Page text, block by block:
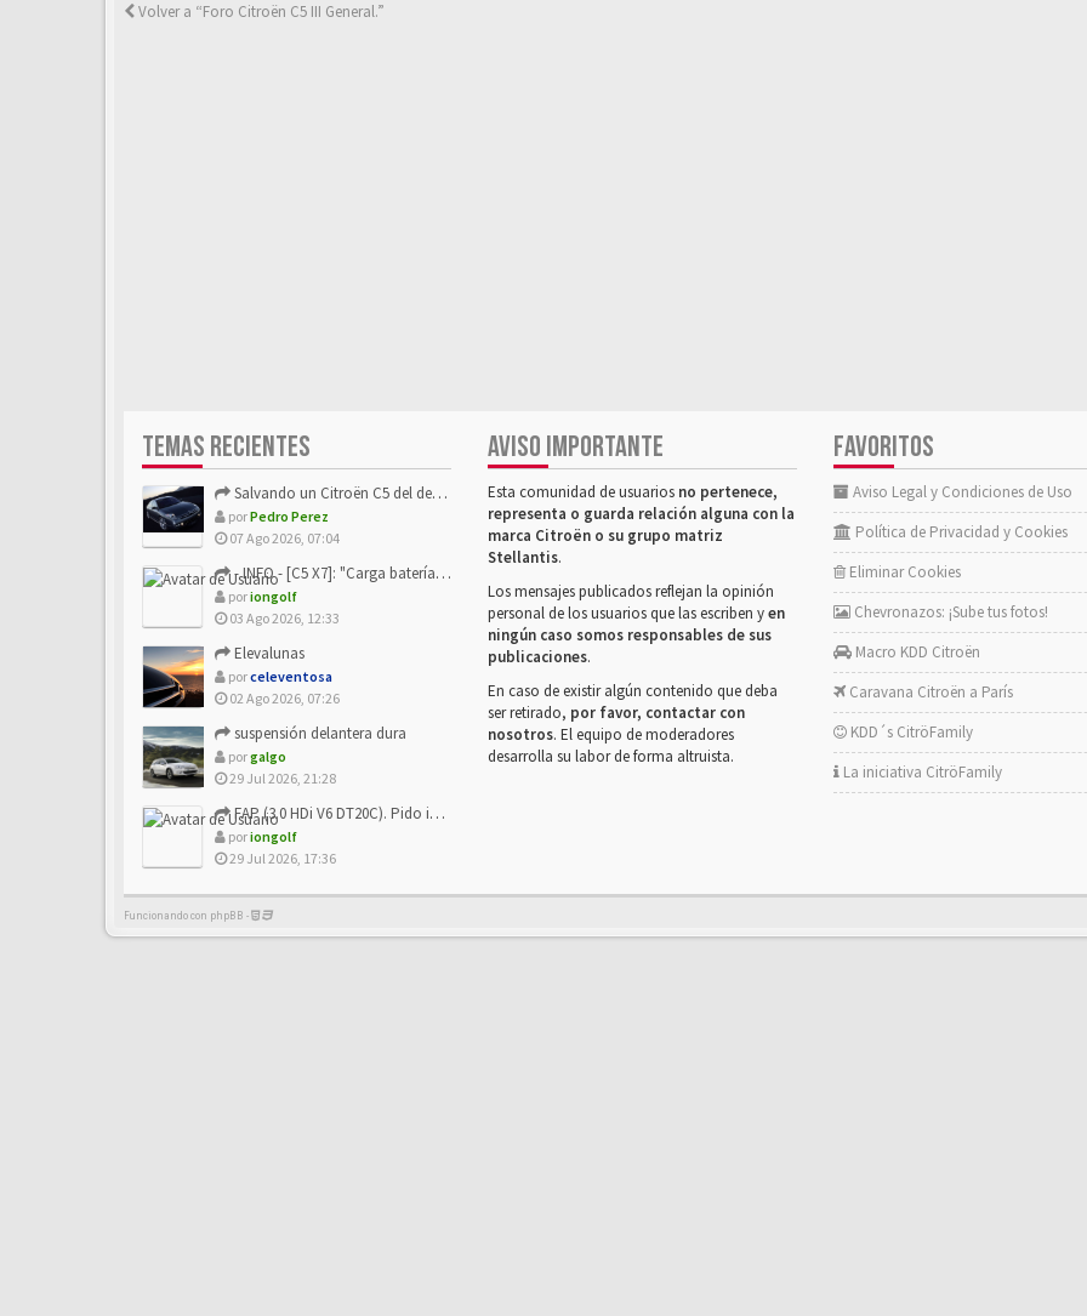
Volver a “Foro Citroën C5 III General.”
TEMAS RECIENTES
Salvando un Citroën C5 del desguace: Presentación y seguimiento
porPedro Perez
07 Ago 2026, 07:04
- INFO - [C5 X7]: "Carga batería o alimentación eléctri...
poriongolf
03 Ago 2026, 12:33
Elevalunas
porceleventosa
02 Ago 2026, 07:26
suspensión delantera dura
porgalgo
29 Jul 2026, 21:28
FAP (3.0 HDi V6 DT20C). Pido info sobre su sustitución
poriongolf
29 Jul 2026, 17:36
AVISO IMPORTANTE
Esta comunidad de usuarios no pertenece,
representa o guarda relación alguna con la
marca Citroën o su grupo matriz
Stellantis.
Los mensajes publicados reflejan la opinión
personal de los usuarios que las escriben yen
ningún caso somos responsables de sus
publicaciones.
En caso de existir algún contenido que deba
ser retirado, por favor, contactar con
nosotros. El equipo de moderadores
desarrolla su labor de forma altruista.
FAVORITOS
Aviso Legal y Condiciones de Uso
Política de Privacidad y Cookies
Eliminar Cookies
Chevronazos: ¡Sube tus fotos!
Macro KDD Citroën
Caravana Citroën a París
KDD´s CitröFamily
La iniciativa CitröFamily
Funcionando con phpBB -